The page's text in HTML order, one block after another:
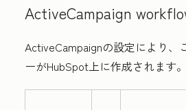
ActiveCampaign w
ActiveCampaignの設定により、
ーがHubSpot上に作成されます。